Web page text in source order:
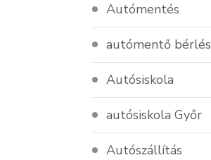
Autómentés
autómentő bérlés
Autósiskola
autósiskola Győr
Autószállítás